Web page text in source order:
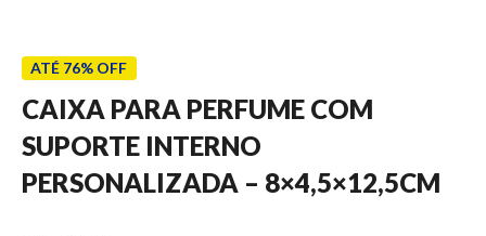
ATÉ 76% OFF
CAIXA PARA PERFUME COM
SUPORTE INTERNO
PERSONALIZADA – 8×4,5×12,5CM